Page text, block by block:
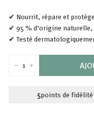
✔ Nourrit, répare et protège
✔ 95 % d’origine
✔ Testé
+
5points de fidélité